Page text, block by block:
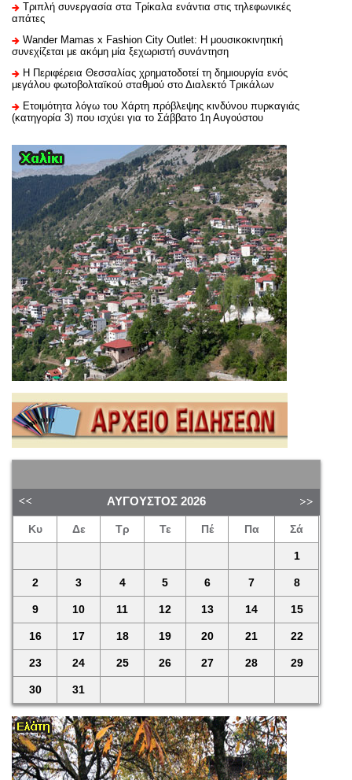
Τριπλή συνεργασία στα Τρίκαλα ενάντια στις τηλεφωνικές
απάτες
Wander Mamas x Fashion City Outlet: Η μουσικοκινητική
συνεχίζεται με ακόμη μία ξεχωριστή συνάντηση
H Περιφέρεια Θεσσαλίας χρηματοδοτεί τη δημιουργία ενός
μεγάλου φωτοβολταϊκού σταθμού στο Διαλεκτό Τρικάλων
Ετοιμότητα λόγω του Χάρτη πρόβλεψης κινδύνου πυρκαγιάς
(κατηγορία 3) που ισχύει για το Σάββατο 1η Αυγούστου
ΑΎΓΟΥΣΤΟΣ 2026
Κυ Δε Τρ Τε Πέ Πα Σά
1
2 3 4 5 6 7 8
9 10 11 12 13 14 15
16 17 18 19 20 21 22
23 24 25 26 27 28 29
30 31